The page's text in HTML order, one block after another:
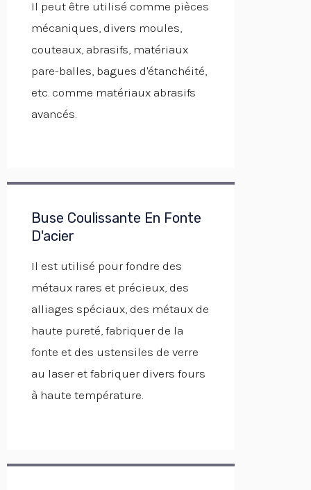
Il peut être utilisé comme pièces
mécaniques, divers moules,
couteaux, abrasifs, matériaux
pare-balles, bagues d'étanchéité,
etc. comme matériaux abrasifs
avancés.
Buse Coulissante En Fonte
D'acier
Il est utilisé pour fondre des
métaux rares et précieux, des
alliages spéciaux, des métaux de
haute pureté, fabriquer de la
fonte et des ustensiles de verre
au laser et fabriquer divers fours
à haute température.